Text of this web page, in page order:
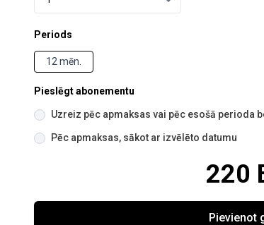
Periods
12 mēn.
Pieslēgt abonementu
Uzreiz pēc apmaksas vai pēc esošā perioda
Pēc apmaksas, sākot ar izvēlēto datumu
220
Pievienot